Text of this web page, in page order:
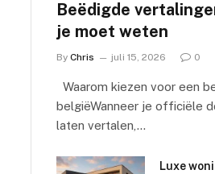
Beëdigde
je moet weten
By Chris juli 15, 2026 0
Waarom kiezen voor een
belgiëWanneer je officiële
laten vertalen,…
Luxe